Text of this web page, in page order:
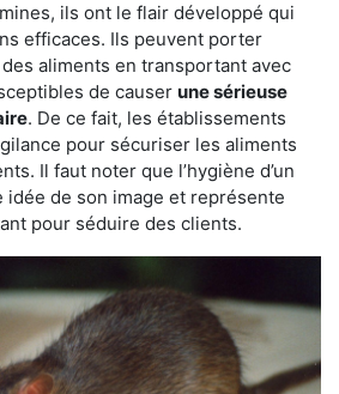
ils ont le flair développé qui
efficaces. Ils peuvent porter
aliments en transportant avec
de causer une sérieuse
. De ce fait, les établissements
pour sécuriser les aliments
Il faut noter que l’hygiène d’un
idée de son image et représente
pour séduire des clients.